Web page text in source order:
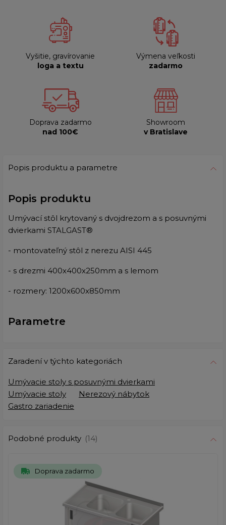
Vyšitie, gravírovanie
loga a textu
Výmena veľkosti
zadarmo
Doprava zadarmo
nad 100€
Showroom
v Bratislave
Popis produktu a parametre
Popis produktu
Umývací stôl krytovaný s dvojdrezom a s posuvnými
dvierkami STALGAST®
- montovateľný stôl z nerezu AISI 445
- s drezmi 400x400x250mm a s lemom
- rozmery: 1200x600x850mm
Parametre
Zaradení v týchto kategoriách
Umývacie stoly s posuvnými dvierkami
Umývacie stoly
Nerezový nábytok
Gastro zariadenie
Podobné produkty (14)
Doprava zadarmo